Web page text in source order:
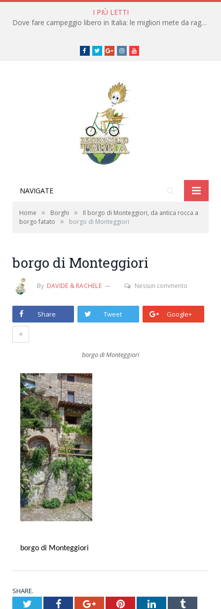
I PIÙ LETTI
Dove fare campeggio libero in Italia: le migliori mete da raggiungere in traghetto
Facebook
TwitterGoogle+instagramyoutube
NAVIGATE
Home » Borghi »
Il borgo di Monteggiori, da antica rocca a
borgo fatato
» borgo di Monteggiori
borgo di Monteggiori
By DAVIDE & RACHELE Nessun commento
Share Tweet Google+
+
borgo di Monteggiori
borgo di Monteggiori
SHARE.
TwitterFacebookGoogle+PinterestLinkedInTumblr